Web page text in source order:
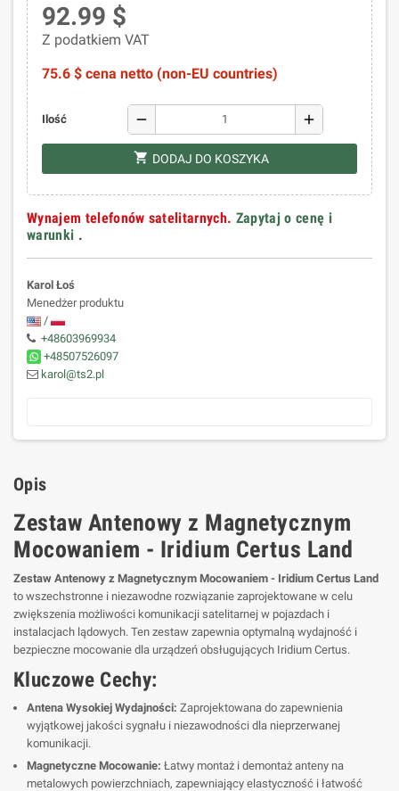
92.99 $
Z podatkiem VAT
75.6 $ cena netto (non-EU countries)
Ilość remove add
shopping_cart DODAJ DO KOSZYKA
Wynajem telefonów satelitarnych. Zapytaj o cenę i
warunki .
Karol Łoś
Menedżer produktu
/
+48603969934
+48507526097
karol@ts2.pl
Opis
Zestaw Antenowy z Magnetycznym
Mocowaniem - Iridium Certus Land
Zestaw Antenowy z Magnetycznym Mocowaniem - Iridium Certus Land
to wszechstronne i niezawodne rozwiązanie zaprojektowane w celu
zwiększenia możliwości komunikacji satelitarnej w pojazdach i
instalacjach lądowych. Ten zestaw zapewnia optymalną wydajność i
bezpieczne mocowanie dla urządzeń obsługujących Iridium Certus.
Kluczowe Cechy:
Antena Wysokiej Wydajności: Zaprojektowana do zapewnienia
wyjątkowej jakości sygnału i niezawodności dla nieprzerwanej
komunikacji.
Magnetyczne Mocowanie: Łatwy montaż i demontaż anteny na
metalowych powierzchniach, zapewniający elastyczność i łatwość